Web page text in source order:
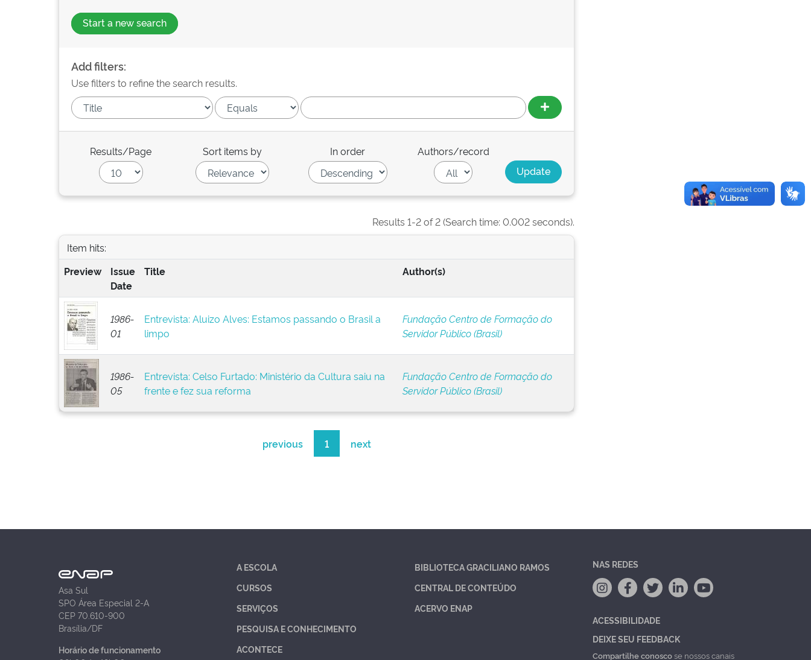
Start a new search
Add filters:
Use filters to refine the search results.
Results/Page Sort items by In order Authors/record
Results 1-2 of 2 (Search time: 0.002 seconds).
Item hits:
Preview
Issue
Date
Title Author(s)
1986-
01
Entrevista: Aluizo Alves: Estamos passando o Brasil a
limpo
Fundação Centro de Formação do
Servidor Público (Brasil)
1986-
05
Entrevista: Celso Furtado: Ministério da Cultura saiu na
frente e fez sua reforma
Fundação Centro de Formação do
Servidor Público (Brasil)
previous 1 next
Asa Sul
SPO Área Especial 2-A
CEP 70.610-900
Brasília/DF
Horário de funcionamento
A ESCOLA
CURSOS
SERVIÇOS
PESQUISA E CONHECIMENTO
ACONTECE
BIBLIOTECA GRACILIANO RAMOS
CENTRAL DE CONTEÚDO
ACERVO ENAP
NAS REDES
ACESSIBILIDADE
DEIXE SEU FEEDBACK
Compartilhe conoscose nossos canais